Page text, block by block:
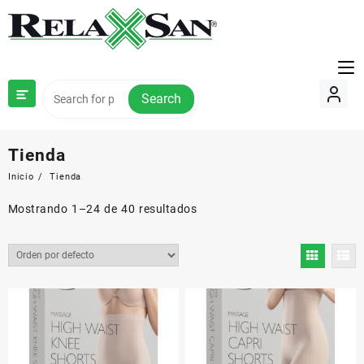
contenido
Search
Tienda
Inicio Tienda
Mostrando 1–24 de 40 resultados